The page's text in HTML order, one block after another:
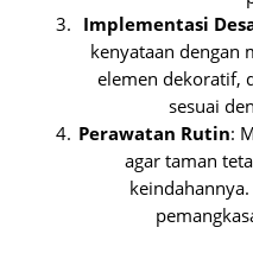
Implementasi
kenyataan dengan
elemen dekoratif,
sesuai
Perawatan Rutin:
agar taman